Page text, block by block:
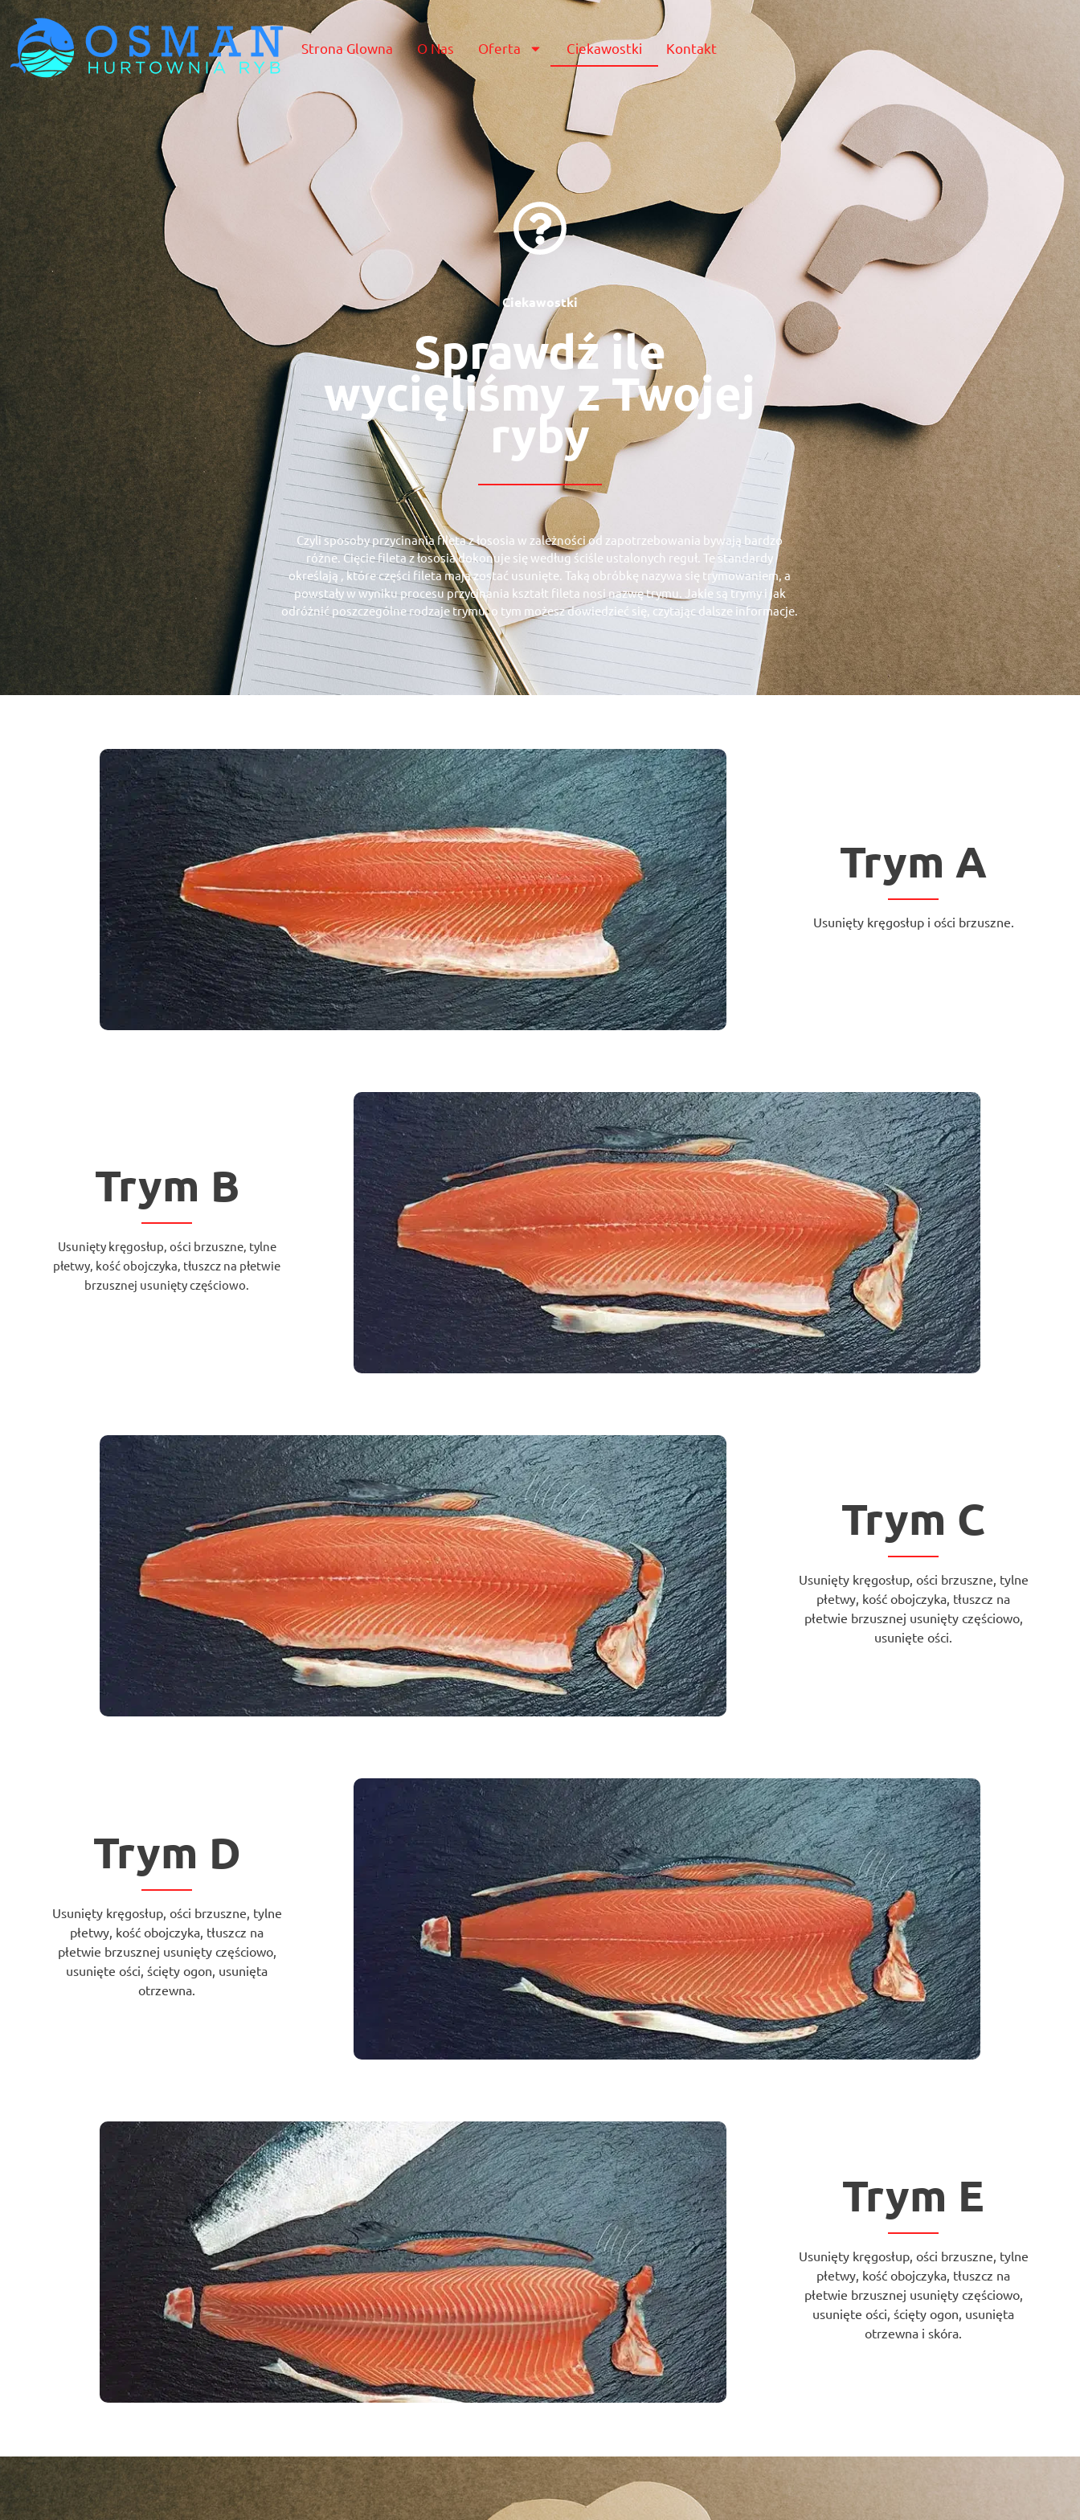
Strona Glowna O Nas Oferta Ciekawostki Kontakt
Ciekawostki
Sprawdź ile
wycięliśmy z Twojej
ryby
Czyli sposoby przycinania fileta z łososia w zależności od zapotrzebowania bywają bardzo
różne. Cięcie fileta z łososia dokonuje się według ściśle ustalonych reguł. Te standardy
określają , które części fileta mają zostać usunięte. Taką obróbkę nazywa się trymowaniem, a
powstały w wyniku procesu przycinania kształt fileta nosi nazwę trymu. Jakie są trymy i jak
odróżnić poszczególne rodzaje trymu, o tym możesz dowiedzieć się, czytając dalsze informacje.
Trym A
Usunięty kręgosłup i ości brzuszne.
Trym B
Usunięty kręgosłup, ości brzuszne, tylne
płetwy, kość obojczyka, tłuszcz na płetwie
brzusznej usunięty częściowo.
Trym C
Usunięty kręgosłup, ości brzuszne, tylne
płetwy, kość obojczyka, tłuszcz na
płetwie brzusznej usunięty częściowo,
usunięte ości.
Trym D
Usunięty kręgosłup, ości brzuszne, tylne
płetwy, kość obojczyka, tłuszcz na
płetwie brzusznej usunięty częściowo,
usunięte ości, ścięty ogon, usunięta
otrzewna.
Trym E
Usunięty kręgosłup, ości brzuszne, tylne
płetwy, kość obojczyka, tłuszcz na
płetwie brzusznej usunięty częściowo,
usunięte ości, ścięty ogon, usunięta
otrzewna i skóra.